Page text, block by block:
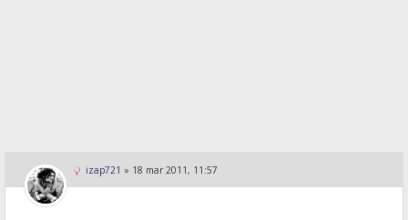
izap721 » 18 mar 2011, 11:57